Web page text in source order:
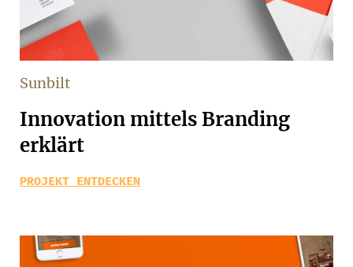
Sunbilt
Innovation mittels Branding
erklärt
PROJEKT ENTDECKEN